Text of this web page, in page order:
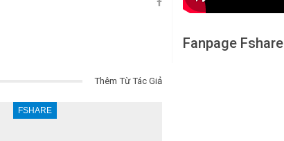
Thêm Từ Tác Giả
FSHARE
Fanpage Fshare